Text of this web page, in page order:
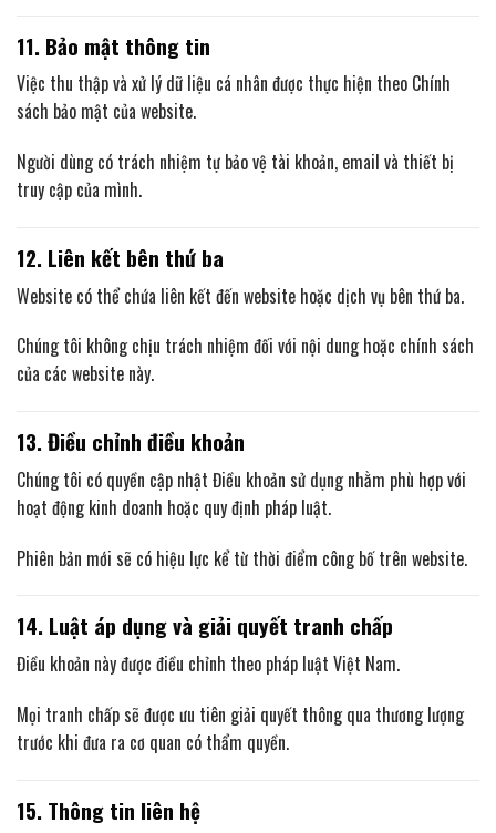
11. Bảo mật thông tin
Việc thu thập và xử lý dữ liệu cá nhân được thực hiện theo Chính
sách bảo mật của website.
Người dùng có trách nhiệm tự bảo vệ tài khoản, email và thiết bị
truy cập của mình.
12. Liên kết bên thứ ba
Website có thể chứa liên kết đến website hoặc dịch vụ bên thứ ba.
Chúng tôi không chịu trách nhiệm đối với nội dung hoặc chính sách
của các website này.
13. Điều chỉnh điều khoản
Chúng tôi có quyền cập nhật Điều khoản sử dụng nhằm phù hợp với
hoạt động kinh doanh hoặc quy định pháp luật.
Phiên bản mới sẽ có hiệu lực kể từ thời điểm công bố trên website.
14. Luật áp dụng và giải quyết tranh chấp
Điều khoản này được điều chỉnh theo pháp luật Việt Nam.
Mọi tranh chấp sẽ được ưu tiên giải quyết thông qua thương lượng
trước khi đưa ra cơ quan có thẩm quyền.
15. Thông tin liên hệ